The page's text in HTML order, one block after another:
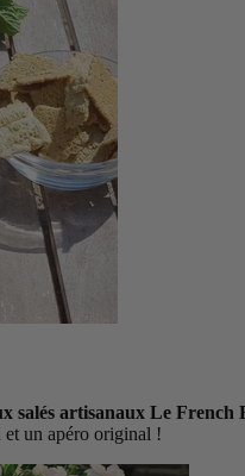
salés artisanaux Le French
et un apéro original !